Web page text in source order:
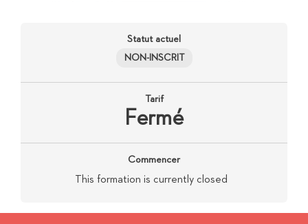
Statut actuel
NON-INSCRIT
Tarif
Fermé
Commencer
This formation is currently closed